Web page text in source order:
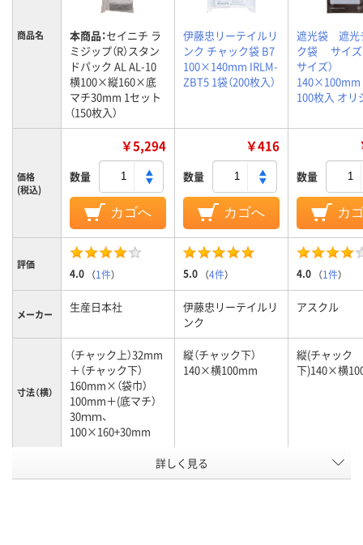
商品名 本商品：セイニチ ラ
ミジップ（R）スタン
ドパック AL AL-10
横100×縦160×底
マチ30mm 1セット
（150枚入）
伊藤忠リーテイルリ
ンク チャック袋 B7
100×140mm IRLM-
ZBT5 1袋（200枚入）
遮光袋 遮光
ク袋 サイズ
サイズ）
100枚入 オリ
価格
(税込)
￥5,294
数量
カゴへ
￥416
数量
カゴへ
数量
カ
評価
4.0 （1件） 5.0 （4件） 4.0 （1件）
メーカー 生産日本社
伊藤忠リーテイルリ
ンク
アスクル
寸法（横）
（チャック上）32mm
＋（チャック下）
160mm×（袋巾）
100mm＋(底マチ）
30ｍｍ、
100×160+30mm
縦（チャック下）
140×横100mm
縦(チャック
下)140×横
袋入り（吊しひもな
し）
袋入り（吊しひもな
し）
チャック付
詳しく見る